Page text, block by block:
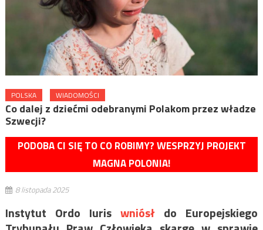
POLSKA WIADOMOŚCI
Co dalej z dziećmi odebranymi Polakom przez władze
Szwecji?
PODOBA CI SIĘ TO CO ROBIMY? WESPRZYJ PROJEKT
MAGNA POLONIA!
8 listopada 2025
Instytut Ordo Iuriswniósł do Europejskiego